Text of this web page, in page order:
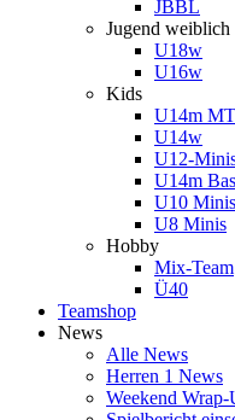
JBBL
Jugend weiblich
U18w
U16w
Kids
U14m
U14w
U12-
U14m
U10 Minis
U8 Minis
Hobby
Mix-Team
Ü40
Teamshop
News
Alle News
Herren 1 News
Weekend Wrap-